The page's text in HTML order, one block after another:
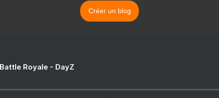
Créer un blog
Royale - DayZ